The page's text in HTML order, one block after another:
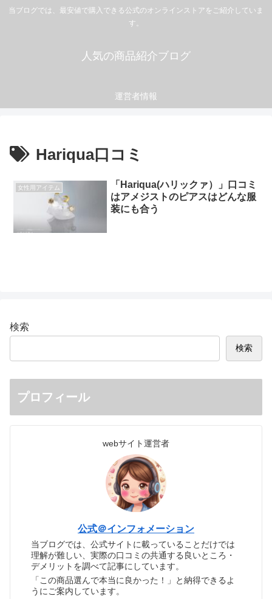
当ブログでは、最安値で購入できる公式のオンラインストアをご紹介していま
す。
人気の商品紹介ブログ
運営者情報
Hariqua口コミ
女性用アイテム
「Hariqua(ハリックァ）」口コミ
はアメジストのピアスはどんな服
装にも合う
検索
検索
プロフィール
webサイト運営者
公式＠インフォメーション
当ブログでは、公式サイトに載っていることだけでは
理解が難しい、実際の口コミの共通する良いところ・
デメリットを調べて記事にしています。
「この商品選んで本当に良かった！」と納得できるよ
うにご案内しています。